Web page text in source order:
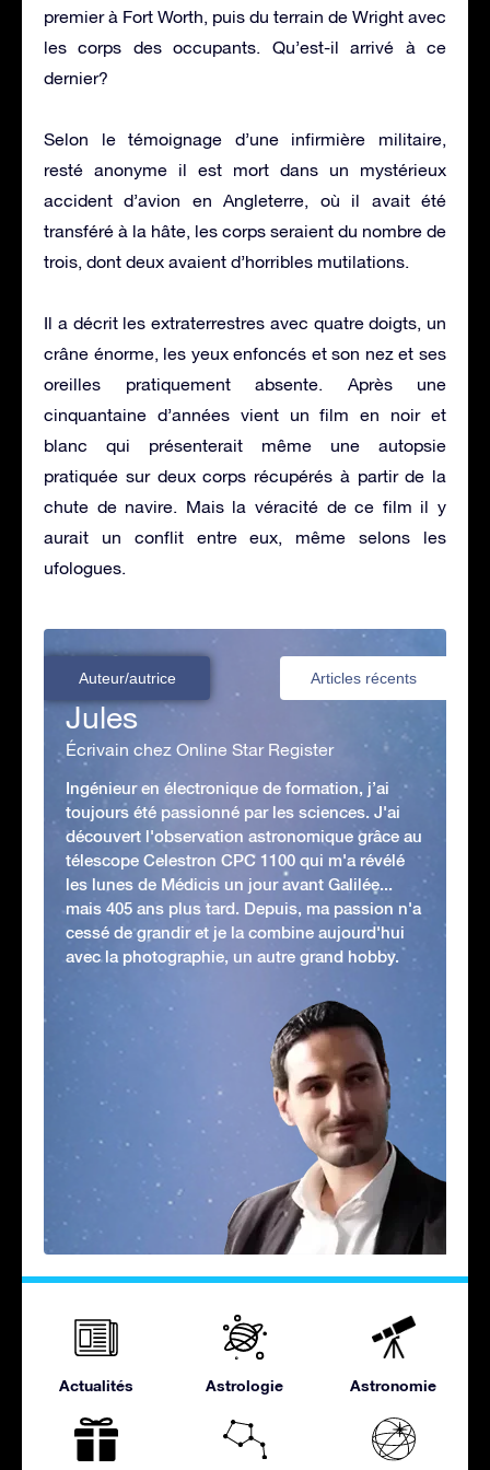
premier à Fort Worth, puis du terrain de Wright avec
les corps des occupants. Qu’est-il arrivé à ce
dernier?
Selon le témoignage d’une infirmière militaire,
resté anonyme il est mort dans un mystérieux
accident d’avion en Angleterre, où il avait été
transféré à la hâte, les corps seraient du nombre de
trois, dont deux avaient d’horribles mutilations.
Il a décrit les extraterrestres avec quatre doigts, un
crâne énorme, les yeux enfoncés et son nez et ses
oreilles pratiquement absente. Après une
cinquantaine d’années vient un film en noir et
blanc qui présenterait même une autopsie
pratiquée sur deux corps récupérés à partir de la
chute de navire. Mais la véracité de ce film il y
aurait un conflit entre eux, même selons les
ufologues.
Auteur/autrice Articles récents
Jules
Écrivain chez Online Star Register
Ingénieur en électronique de formation, j’ai
toujours été passionné par les sciences. J'ai
découvert l'observation astronomique grâce au
télescope Celestron CPC 1100 qui m'a révélé
les lunes de Médicis un jour avant Galilée...
mais 405 ans plus tard. Depuis, ma passion n'a
cessé de grandir et je la combine aujourd'hui
avec la photographie, un autre grand hobby.
Actualités Astrologie Astronomie